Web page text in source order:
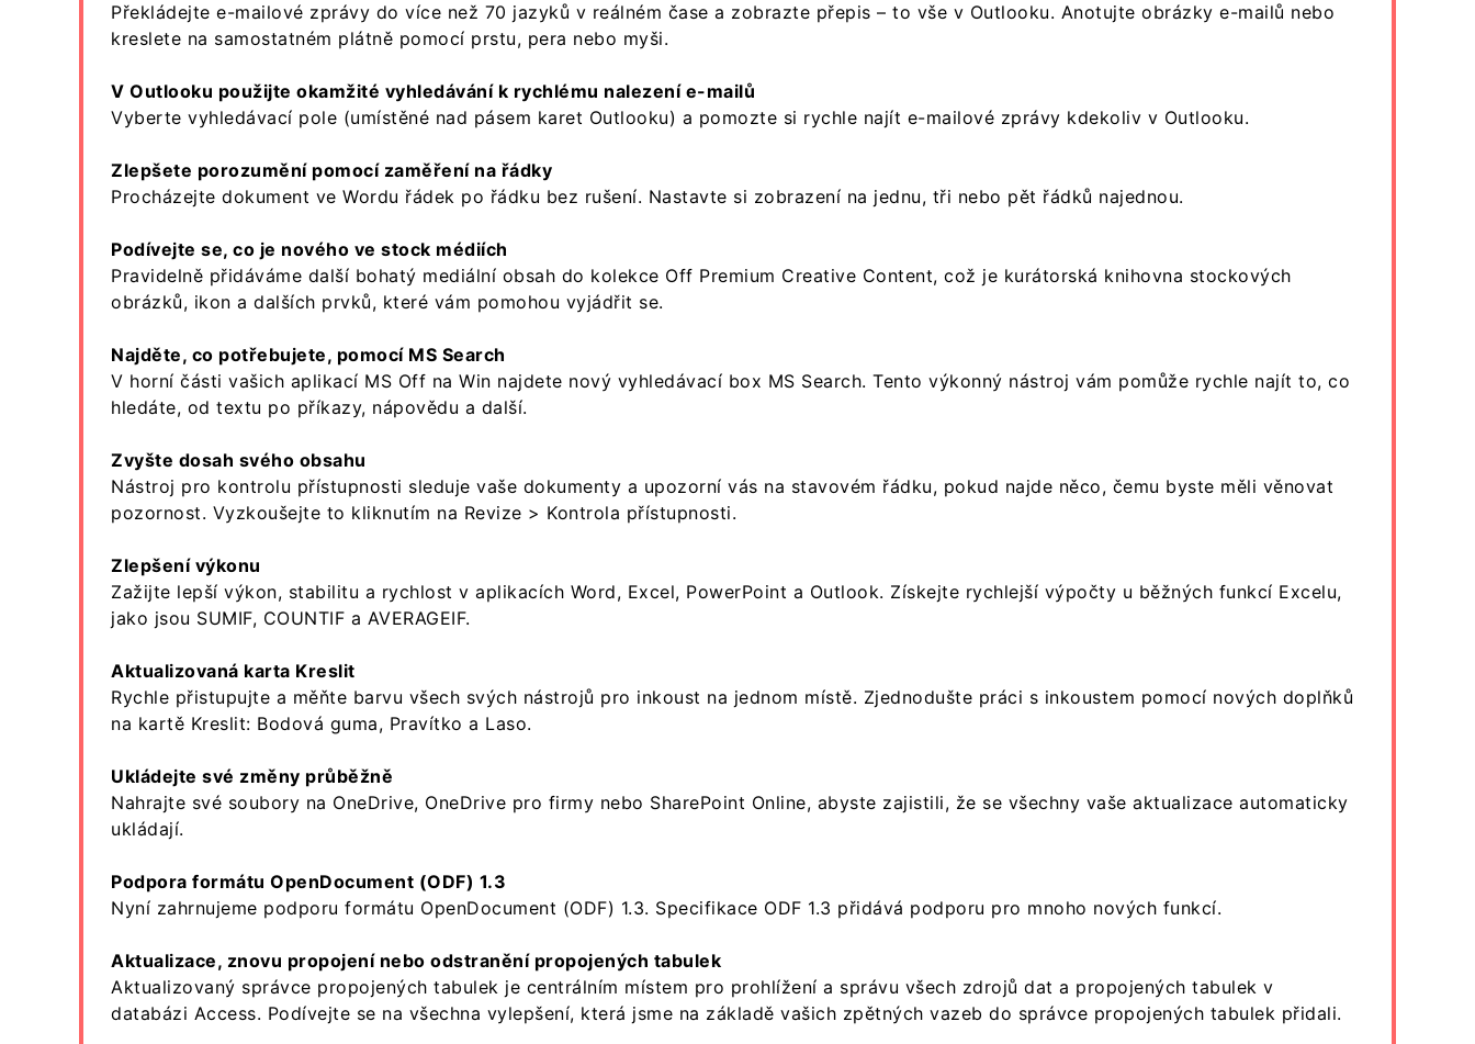
Překládejte e-mailové zprávy do více než 70 jazyků v reálném čase a zobrazte přepis – to vše v Outlooku. Anotujte obrázky e-mailů nebo
kreslete na samostatném plátně pomocí prstu, pera nebo myši.
V Outlooku použijte okamžité vyhledávání k rychlému nalezení e-mailů
Vyberte vyhledávací pole (umístěné nad pásem karet Outlooku) a pomozte si rychle najít e-mailové zprávy kdekoliv v Outlooku.
Zlepšete porozumění pomocí zaměření na řádky
Procházejte dokument ve Wordu řádek po řádku bez rušení. Nastavte si zobrazení na jednu, tři nebo pět řádků najednou.
Podívejte se, co je nového ve stock médiích
Pravidelně přidáváme další bohatý mediální obsah do kolekce Off Premium Creative Content, což je kurátorská knihovna stockových
obrázků, ikon a dalších prvků, které vám pomohou vyjádřit se.
Najděte, co potřebujete, pomocí MS Search
V horní části vašich aplikací MS Off na Win najdete nový vyhledávací box MS Search. Tento výkonný nástroj vám pomůže rychle najít to, co
hledáte, od textu po příkazy, nápovědu a další.
Zvyšte dosah svého obsahu
Nástroj pro kontrolu přístupnosti sleduje vaše dokumenty a upozorní vás na stavovém řádku, pokud najde něco, čemu byste měli věnovat
pozornost. Vyzkoušejte to kliknutím na Revize > Kontrola přístupnosti.
Zlepšení výkonu
Zažijte lepší výkon, stabilitu a rychlost v aplikacích Word, Excel, PowerPoint a Outlook​. Získejte rychlejší výpočty u běžných funkcí Excelu,
jako jsou SUMIF, COUNTIF a AVERAGEIF.
Aktualizovaná karta Kreslit
Rychle přistupujte a měňte barvu všech svých nástrojů pro inkoust na jednom místě. Zjednodušte práci s inkoustem pomocí nových doplňků
na kartě Kreslit: Bodová guma, Pravítko a Laso.
Ukládejte své změny průběžně
Nahrajte své soubory na OneDrive, OneDrive pro firmy nebo SharePoint Online, abyste zajistili, že se všechny vaše aktualizace automaticky
ukládají.
Podpora formátu OpenDocument (ODF) 1.3
Nyní zahrnujeme podporu formátu OpenDocument (ODF) 1.3. Specifikace ODF 1.3 přidává podporu pro mnoho nových funkcí.
Aktualizace, znovu propojení nebo odstranění propojených tabulek
Aktualizovaný správce propojených tabulek je centrálním místem pro prohlížení a správu všech zdrojů dat a propojených tabulek v
databázi Access. Podívejte se na všechna vylepšení, která jsme na základě vašich zpětných vazeb do správce propojených tabulek přidali.